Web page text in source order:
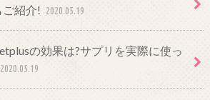
紹介!
2020.05.19
の効果は?サプリを実際に使っ
2020.05.19